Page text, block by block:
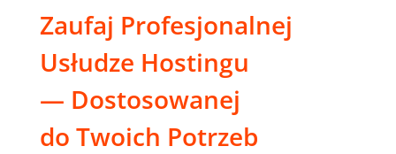
Zaufaj Profesjonalnej
Usłudze Hostingu
— Dostosowanej
do Twoich Potrzeb